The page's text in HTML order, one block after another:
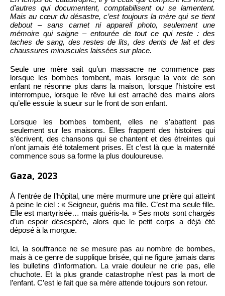
d’autres qui documentent, comptabilisent ou se lamentent.
Mais au cœur du désastre, c’est toujours la mère qui se tient
debout – sans carnet ni appareil photo, seulement une
mémoire qui saigne – entourée de tout ce qui reste : des
taches de sang, des restes de lits, des dents de lait et des
chaussures minuscules laissées sur place.
Seule une mère sait qu’un massacre ne commence pas
lorsque les bombes tombent, mais lorsque la voix de son
enfant ne résonne plus dans la maison, lorsque l’histoire est
interrompue, lorsque le rêve lui est arraché des mains alors
qu’elle essuie la sueur sur le front de son enfant.
Lorsque les bombes tombent, elles ne s’abattent pas
seulement sur les maisons. Elles frappent des histoires qui
s’écrivent, des chansons qui se chantent et des étreintes qui
n’ont jamais été totalement prises. Et c’est là que la maternité
commence sous sa forme la plus douloureuse.
Gaza, 2023
À l’entrée de l’hôpital, une mère murmure une prière qui atteint
à peine le ciel : « Seigneur, guéris ma fille. C’est ma seule fille.
Elle est martyrisée… mais guéris-la. » Ses mots sont chargés
d’un espoir désespéré, alors que le petit corps a déjà été
déposé à la morgue.
Ici, la souffrance ne se mesure pas au nombre de bombes,
mais à ce genre de supplique brisée, qui ne figure jamais dans
les bulletins d’information. La vraie douleur ne crie pas, elle
chuchote. Et la plus grande catastrophe n’est pas la mort de
l’enfant. C’est le fait que sa mère attende toujours son retour.